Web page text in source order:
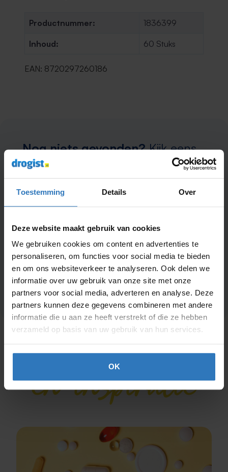
Toestemming Details Over
Deze website maakt gebruik van cookies
We gebruiken cookies om content en advertenties te
personaliseren, om functies voor social media te bieden
en om ons websiteverkeer te analyseren. Ook delen we
informatie over uw gebruik van onze site met onze
partners voor social media, adverteren en analyse. Deze
partners kunnen deze gegevens combineren met andere
informatie die u aan ze heeft verstrekt of die ze hebben
verzameld op basis van uw gebruik van hun services.
OK
Productnummer: 1836399
Inhoud: 60 Stuks
EAN: 8720297260186
Nog niets gevonden?Kijk eens
in deze categorieën
Gezondheid Verzorging
Beauty Afvallen
Zwanger, baby & kind
Huishouden Seksualiteit
Advies
en inspiratie